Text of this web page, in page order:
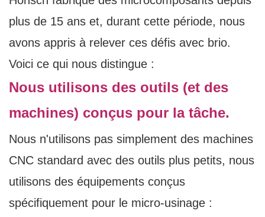
plus de 15 ans et, durant cette période, nous
avons appris à relever ces défis avec brio.
Voici ce qui nous distingue :
Nous utilisons des outils (et des
machines) conçus pour la tâche.
Nous n'utilisons pas simplement des machines
CNC standard avec des outils plus petits, nous
utilisons des équipements conçus
spécifiquement pour le micro-usinage :